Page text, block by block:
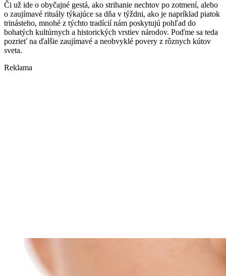
Či už ide o obyčajné gestá, ako strihanie nechtov po zotmení, alebo
o zaujímavé rituály týkajúce sa dňa v týždni, ako je napríklad piatok
trinásteho, mnohé z týchto tradícií nám poskytujú pohľad do
bohatých kultúrnych a historických vrstiev národov. Poďme sa teda
pozrieť na ďalšie zaujímavé a neobvyklé povery z rôznych kútov
sveta.
Reklama